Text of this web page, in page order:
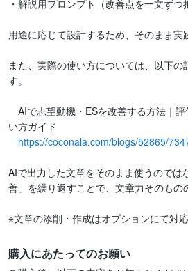
・解説用プロンプト（改善点を一文ずつ
用途に応じて設計するため、そのまま実
また、実際の使い方については、以下の
す。
AIで志望動機・ESを改善する方法｜
い方ガイド
https://coconala.com/blogs/52865/
AIで出力した文章をそのまま使うので
善」を繰り返すことで、文章力そのもの
※文章の添削・作成はオプションにて対応
購入にあたってのお願い